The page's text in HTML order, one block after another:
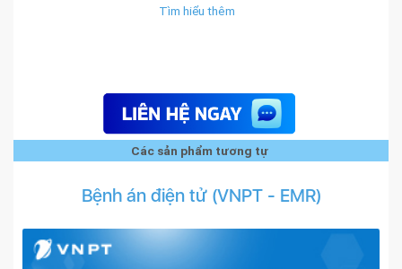
Tìm hiểu thêm
Các sản phẩm tương tự
Bệnh án điện tử (VNPT - EMR)